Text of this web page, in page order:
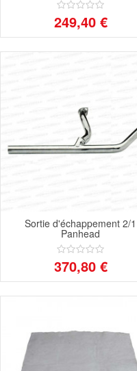
249,40 €
Sortie d'échappement 2/1
Panhead
370,80 €